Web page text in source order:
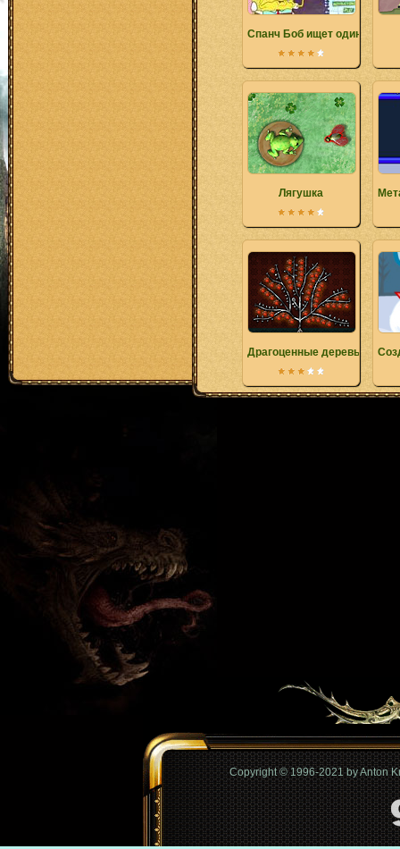
Спанч Боб ищет
Лягушка
Драгоценные деревья
Copyright © 1996-2021 by Anton